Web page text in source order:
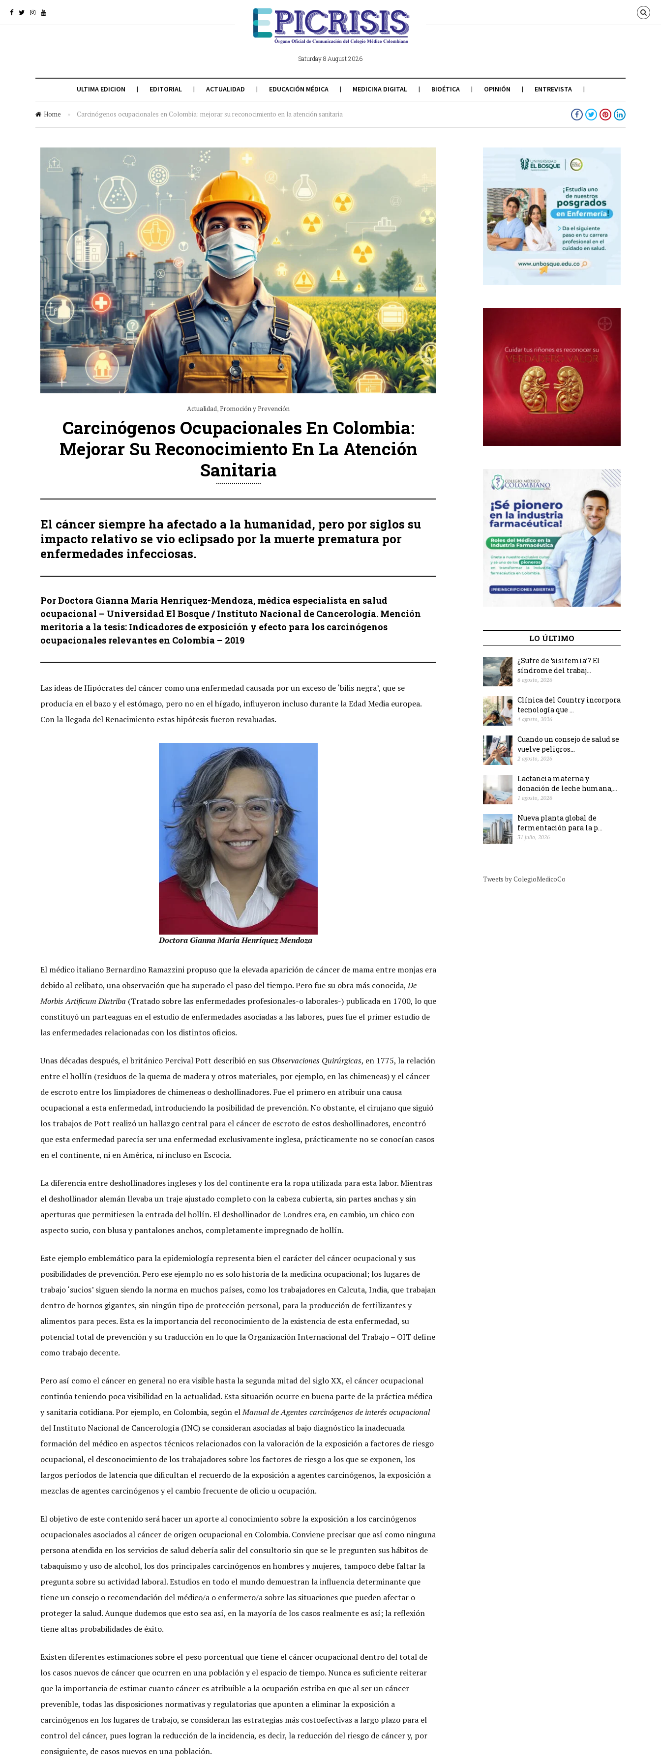
Saturday 8 August 2026
ULTIMA EDICION EDITORIAL ACTUALIDAD EDUCACIÓN MÉDICA MEDICINA DIGITAL BIOÉTICA OPINIÓN ENTREVISTA
Home » Carcinógenos ocupacionales en Colombia: mejorar su reconocimiento en la atención sanitaria
Actualidad,Promoción y Prevención
Carcinógenos Ocupacionales En Colombia:
Mejorar Su Reconocimiento En La Atención
Sanitaria
El cáncer siempre ha afectado a la humanidad, pero por siglos su
impacto relativo se vio eclipsado por la muerte prematura por
enfermedades infecciosas.
Por Doctora Gianna María Henríquez-Mendoza, médica especialista en salud
ocupacional – Universidad El Bosque / Instituto Nacional de Cancerología. Mención
meritoria a la tesis: Indicadores de exposición y efecto para los carcinógenos
ocupacionales relevantes en Colombia – 2019
Las ideas de Hipócrates del cáncer como una enfermedad causada por un exceso de ‘bilis negra’, que se
producía en el bazo y el estómago, pero no en el hígado, influyeron incluso durante la Edad Media europea.
Con la llegada del Renacimiento estas hipótesis fueron revaluadas.
Doctora Gianna María Henríquez Mendoza
El médico italiano Bernardino Ramazzini propuso que la elevada aparición de cáncer de mama entre monjas era
debido al celibato, una observación que ha superado el paso del tiempo. Pero fue su obra más conocida,De
Morbis Artificum Diatriba (Tratado sobre las enfermedades profesionales-o laborales-) publicada en 1700, lo que
constituyó un parteaguas en el estudio de enfermedades asociadas a las labores, pues fue el primer estudio de
las enfermedades relacionadas con los distintos oficios.
Unas décadas después, el británico Percival Pott describió en sus Observaciones Quirúrgicas, en 1775, la relación
entre el hollín (residuos de la quema de madera y otros materiales, por ejemplo, en las chimeneas) y el cáncer
de escroto entre los limpiadores de chimeneas o deshollinadores. Fue el primero en atribuir una causa
ocupacional a esta enfermedad, introduciendo la posibilidad de prevención. No obstante, el cirujano que siguió
los trabajos de Pott realizó un hallazgo central para el cáncer de escroto de estos deshollinadores, encontró
que esta enfermedad parecía ser una enfermedad exclusivamente inglesa, prácticamente no se conocían casos
en el continente, ni en América, ni incluso en Escocia.
La diferencia entre deshollinadores ingleses y los del continente era la ropa utilizada para esta labor. Mientras
el deshollinador alemán llevaba un traje ajustado completo con la cabeza cubierta, sin partes anchas y sin
aperturas que permitiesen la entrada del hollín. El deshollinador de Londres era, en cambio, un chico con
aspecto sucio, con blusa y pantalones anchos, completamente impregnado de hollín.
Este ejemplo emblemático para la epidemiología representa bien el carácter del cáncer ocupacional y sus
posibilidades de prevención. Pero ese ejemplo no es solo historia de la medicina ocupacional; los lugares de
trabajo ‘sucios’ siguen siendo la norma en muchos países, como los trabajadores en Calcuta, India, que trabajan
dentro de hornos gigantes, sin ningún tipo de protección personal, para la producción de fertilizantes y
alimentos para peces. Esta es la importancia del reconocimiento de la existencia de esta enfermedad, su
potencial total de prevención y su traducción en lo que la Organización Internacional del Trabajo – OIT define
como trabajo decente.
Pero así como el cáncer en general no era visible hasta la segunda mitad del siglo XX, el cáncer ocupacional
continúa teniendo poca visibilidad en la actualidad. Esta situación ocurre en buena parte de la práctica médica
y sanitaria cotidiana. Por ejemplo, en Colombia, según elManual de Agentes carcinógenos de interés ocupacional
del Instituto Nacional de Cancerología (INC) se consideran asociadas al bajo diagnóstico la inadecuada
formación del médico en aspectos técnicos relacionados con la valoración de la exposición a factores de riesgo
ocupacional, el desconocimiento de los trabajadores sobre los factores de riesgo a los que se exponen, los
largos períodos de latencia que dificultan el recuerdo de la exposición a agentes carcinógenos, la exposición a
mezclas de agentes carcinógenos y el cambio frecuente de oficio u ocupación.
El objetivo de este contenido será hacer un aporte al conocimiento sobre la exposición a los carcinógenos
ocupacionales asociados al cáncer de origen ocupacional en Colombia. Conviene precisar que así como ninguna
persona atendida en los servicios de salud debería salir del consultorio sin que se le pregunten sus hábitos de
tabaquismo y uso de alcohol, los dos principales carcinógenos en hombres y mujeres, tampoco debe faltar la
pregunta sobre su actividad laboral. Estudios en todo el mundo demuestran la influencia determinante que
tiene un consejo o recomendación del médico/a o enfermero/a sobre las situaciones que pueden afectar o
proteger la salud. Aunque dudemos que esto sea así, en la mayoría de los casos realmente es así; la reflexión
tiene altas probabilidades de éxito.
Existen diferentes estimaciones sobre el peso porcentual que tiene el cáncer ocupacional dentro del total de
los casos nuevos de cáncer que ocurren en una población y el espacio de tiempo. Nunca es suficiente reiterar
que la importancia de estimar cuanto cáncer es atribuible a la ocupación estriba en que al ser un cáncer
prevenible, todas las disposiciones normativas y regulatorias que apunten a eliminar la exposición a
carcinógenos en los lugares de trabajo, se consideran las estrategias más costoefectivas a largo plazo para el
control del cáncer, pues logran la reducción de la incidencia, es decir, la reducción del riesgo de cáncer y, por
consiguiente, de casos nuevos en una población.
LO ÚLTIMO
¿Sufre de ‘sisifemia’? El
síndrome del trabaj...
6 agosto, 2026
Clínica del Country incorpora
tecnología que ...
4 agosto, 2026
Cuando un consejo de salud se
vuelve peligros...
2 agosto, 2026
Lactancia materna y
donación de leche humana,...
1 agosto, 2026
Nueva planta global de
fermentación para la p...
31 julio, 2026
Tweets by ColegioMedicoCo